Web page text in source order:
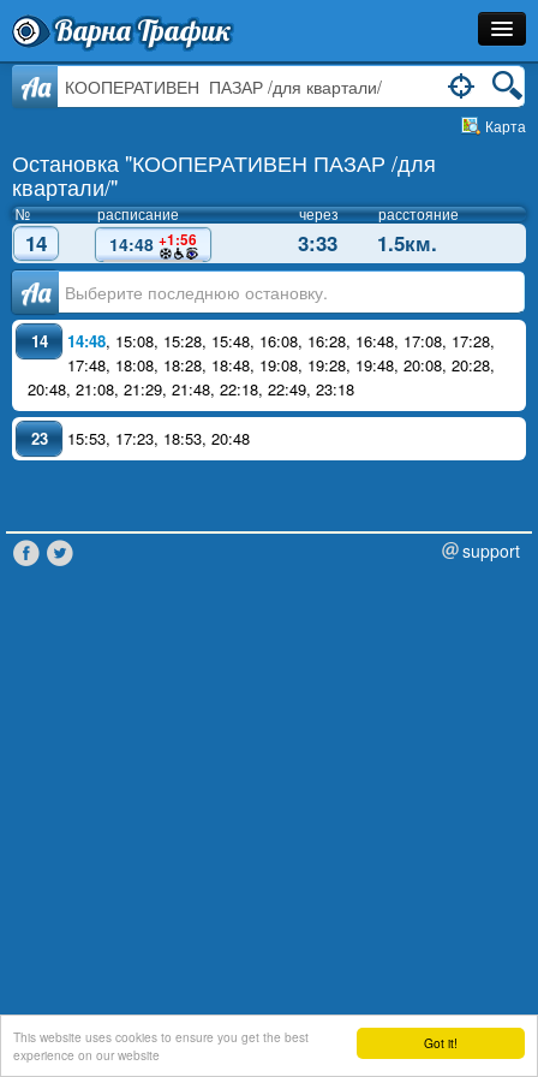
Got it!
This website uses cookies to ensure you get the best
experience on our website
Варна Трафик
Остановка
Расписание
Как Добраться?
Инфо
Aa
Карта
Остановка "КООПЕРАТИВЕН ПАЗАР /для
квартали/"
№ расписание через расстояние
14 14:48 +1:56 3:33 1.5км.
Аа
14 14:48, 15:08, 15:28, 15:48, 16:08, 16:28, 16:48, 17:08, 17:28,
17:48, 18:08, 18:28, 18:48, 19:08, 19:28, 19:48, 20:08, 20:28,
20:48, 21:08, 21:29, 21:48, 22:18, 22:49, 23:18
23 15:53, 17:23, 18:53, 20:48
support